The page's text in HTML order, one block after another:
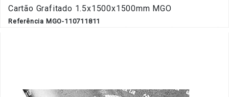
Cartão Grafitado 1.5x1500x1500mm MGO
Referência MGO-110711811